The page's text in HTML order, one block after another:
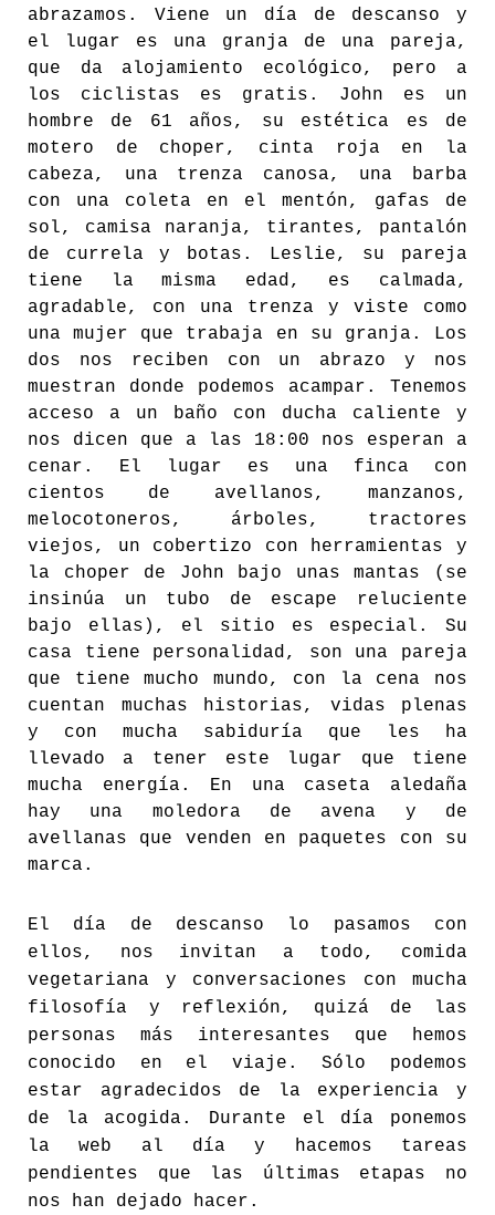
abrazamos. Viene un día de descanso y
el lugar es una granja de una pareja,
que da alojamiento ecológico, pero a
los ciclistas es gratis. John es un
hombre de 61 años, su estética es de
motero de choper, cinta roja en la
cabeza, una trenza canosa, una barba
con una coleta en el mentón, gafas de
sol, camisa naranja, tirantes, pantalón
de currela y botas. Leslie, su pareja
tiene la misma edad, es calmada,
agradable, con una trenza y viste como
una mujer que trabaja en su granja. Los
dos nos reciben con un abrazo y nos
muestran donde podemos acampar. Tenemos
acceso a un baño con ducha caliente y
nos dicen que a las 18:00 nos esperan a
cenar. El lugar es una finca con
cientos de avellanos, manzanos,
melocotoneros, árboles, tractores
viejos, un cobertizo con herramientas y
la choper de John bajo unas mantas (se
insinúa un tubo de escape reluciente
bajo ellas), el sitio es especial. Su
casa tiene personalidad, son una pareja
que tiene mucho mundo, con la cena nos
cuentan muchas historias, vidas plenas
y con mucha sabiduría que les ha
llevado a tener este lugar que tiene
mucha energía. En una caseta aledaña
hay una moledora de avena y de
avellanas que venden en paquetes con su
marca.
El día de descanso lo pasamos con
ellos, nos invitan a todo, comida
vegetariana y conversaciones con mucha
filosofía y reflexión, quizá de las
personas más interesantes que hemos
conocido en el viaje. Sólo podemos
estar agradecidos de la experiencia y
de la acogida. Durante el día ponemos
la web al día y hacemos tareas
pendientes que las últimas etapas no
nos han dejado hacer.